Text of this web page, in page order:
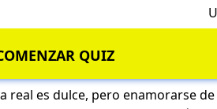
QUIZ
real es dulce, pero enamorarse